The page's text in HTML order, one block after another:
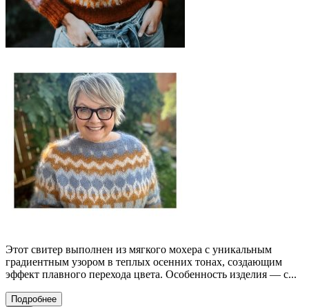
Этот свитер выполнен из мягкого мохера с уникальным
градиентным узором в теплых осенних тонах, создающим
эффект плавного перехода цвета. Особенность изделия — с...
Подробнее